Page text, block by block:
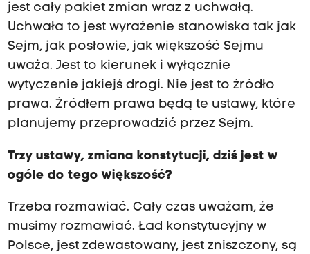
jest cały pakiet zmian wraz z uchwałą.
Uchwała to jest wyrażenie stanowiska tak jak
Sejm, jak posłowie, jak większość Sejmu
uważa. Jest to kierunek i wyłącznie
wytyczenie jakiejś drogi. Nie jest to źródło
prawa. Źródłem prawa będą te ustawy, które
planujemy przeprowadzić przez Sejm.
Trzy ustawy, zmiana konstytucji, dziś jest w
ogóle do tego większość?
Trzeba rozmawiać. Cały czas uważam, że
musimy rozmawiać. Ład konstytucyjny w
Polsce, jest zdewastowany, jest zniszczony, są